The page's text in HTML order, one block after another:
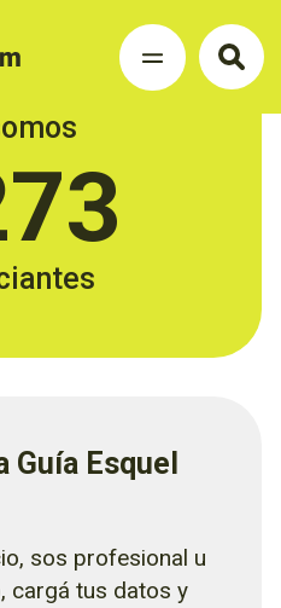
Guía Esquel
sos profesional u
cargá tus datos y